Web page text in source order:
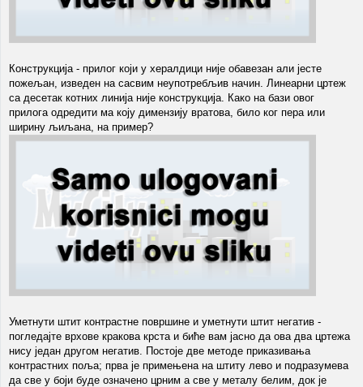
Конструкција - прилог који у хералдици није обавезан али јесте
пожељан, изведен на сасвим неупотребљив начин. Линеарни цртеж
са десетак котних линија није конструкција. Како на бази овог
прилога одредити ма коју димензију вратова, било ког пера или
ширину љиљана, на пример?
Уметнути штит контрастне површине и уметнути штит негатив -
погледајте врхове кракова крста и биће вам јасно да ова два цртежа
нису један другом негатив. Постоје две методе приказивања
контрастних поља; прва је примењена на штиту лево и подразумева
да све у боји буде означено црним а све у металу белим, док је